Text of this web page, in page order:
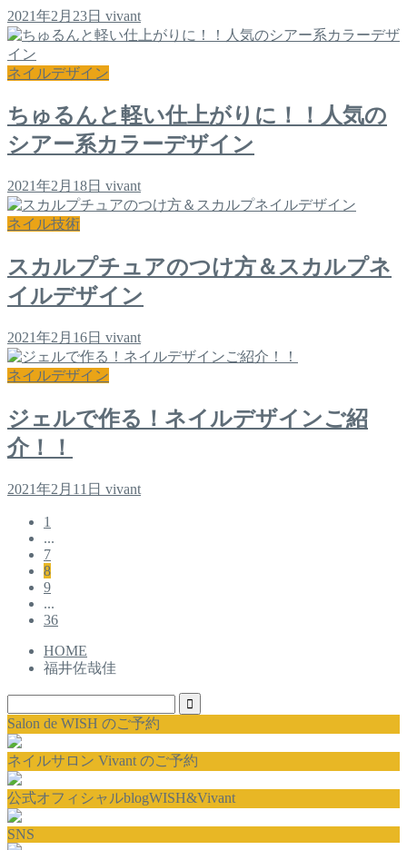
2021年2月23日 vivant
ネイルデザイン
ちゅるんと軽い仕上がりに！！人気の
シアー系カラーデザイン
2021年2月18日 vivant
ネイル技術
スカルプチュアのつけ方＆スカルプネ
イルデザイン
2021年2月16日 vivant
ネイルデザイン
ジェルで作る！ネイルデザインご紹
介！！
2021年2月11日 vivant
1
...
7
8
9
...
36
HOME
福井佐哉佳
Salon de WISH のご予約
ネイルサロン Vivant のご予約
公式オフィシャルblogWISH&Vivant
SNS